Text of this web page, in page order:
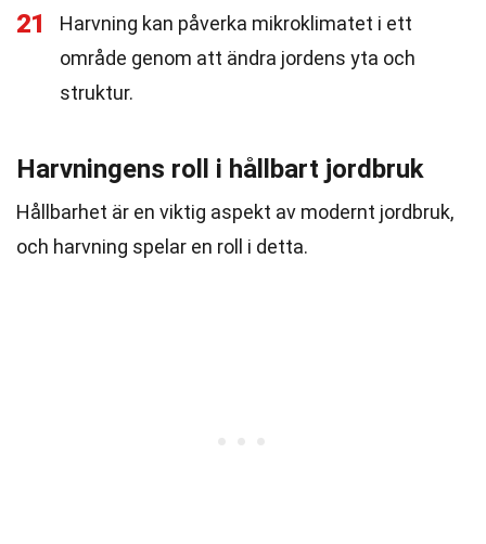
21
Harvning kan påverka mikroklimatet i ett
område genom att ändra jordens yta och
struktur.
Harvningens roll i hållbart jordbruk
Hållbarhet är en viktig aspekt av modernt jordbruk,
och harvning spelar en roll i detta.